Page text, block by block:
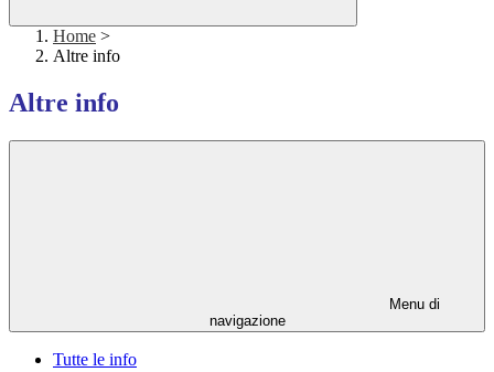
Home >
Altre info
Altre info
Menu di
navigazione
Tutte le info